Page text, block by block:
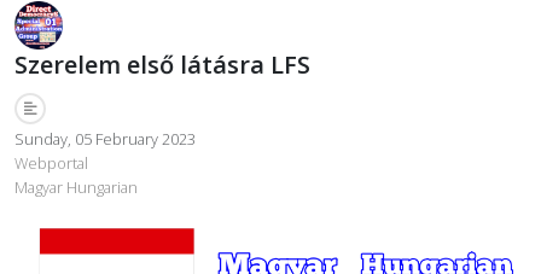
Szerelem első látásra LFS
Sunday, 05 February 2023
Webportal
Magyar Hungarian